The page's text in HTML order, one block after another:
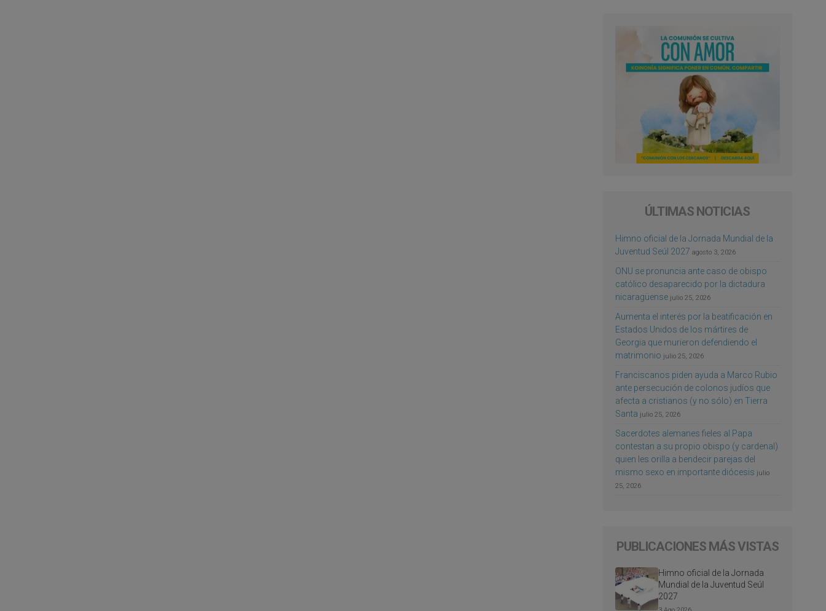
ÚLTIMAS NOTICIAS
Himno oficial de la Jornada Mundial de la
Juventud Seúl 2027 agosto 3, 2026
ONU se pronuncia ante caso de obispo
católico desaparecido por la dictadura
nicaragüense julio 25, 2026
Aumenta el interés por la beatificación en
Estados Unidos de los mártires de
Georgia que murieron defendiendo el
matrimonio julio 25, 2026
Franciscanos piden ayuda a Marco Rubio
ante persecución de colonos judíos que
afecta a cristianos (y no sólo) en Tierra
Santa julio 25, 2026
Sacerdotes alemanes fieles al Papa
contestan a su propio obispo (y cardenal)
quien les orilla a bendecir parejas del
mismo sexo en importante diócesis julio
25, 2026
PUBLICACIONES MÁS VISTAS
Himno oficial de la Jornada
Mundial de la Juventud Seúl
2027